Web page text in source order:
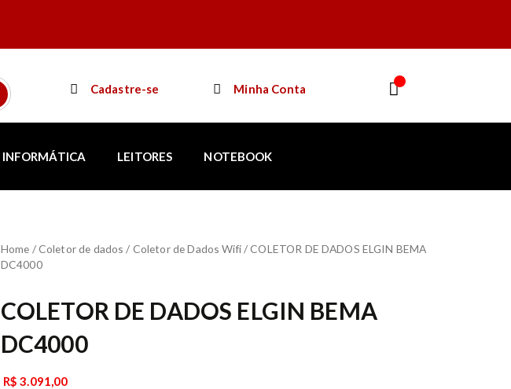
Cadastre-se Minha Conta
INFORMÁTICA LEITORES NOTEBOOK
Home /Coletor de dados / Coletor de Dados Wifi/ COLETOR DE DADOS ELGIN BEMA
DC4000
COLETOR DE DADOS ELGIN BEMA
DC4000
R$ 3.091,00